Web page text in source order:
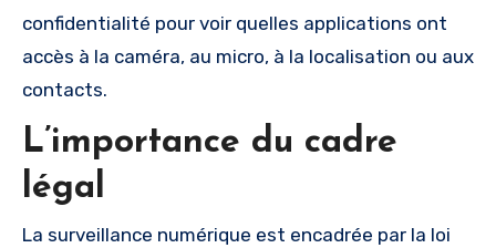
confidentialité pour voir quelles applications ont
accès à la caméra, au micro, à la localisation ou aux
contacts.
L’importance du cadre
légal
La surveillance numérique est encadrée par la loi